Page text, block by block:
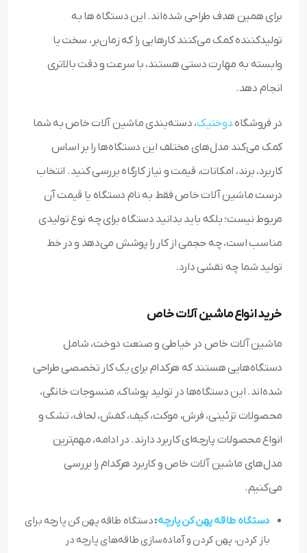
برای همین هدف طراحی شده‌اند. این دستگاه‌ ها به
تولیدکننده کمک می‌کنند کارهایی را که زمان‌بر، سخت یا
وابسته به مهارت دستی هستند، با سرعت و دقت بالاتری
انجام دهد.
در فروشگاهدوختیک، دسته‌بندی ماشین آلات خاص به شما
کمک می‌کند مدل‌های مختلف این دستگاه‌ها را بر اساس
کاربرد، برند، امکانات، قیمت و نیاز کارگاه بررسی کنید. انتخاب
درست ماشین آلات خاص فقط به نام دستگاه یا قیمت آن
مربوط نیست؛ بلکه باید بدانید دستگاه برای چه نوع تولیدی
مناسب است، چه حجمی از کار را پوشش می‌دهد و در خط
تولید شما چه نقشی دارد.
خرید انواع ماشین آلات خاص
ماشین آلات خاص در خیاطی و صنعت دوخت، شامل
دستگاه‌هایی هستند که هرکدام برای یک کار تخصصی طراحی
شده‌اند. این دستگاه‌ها در تولید پوشاک، منسوجات خانگی،
محصولات تزئینی، فرش، موکت، کیف، کفش، لحاف، تشک و
انواع محصولات پارچه‌ای کاربرد دارند. در ادامه، مهم‌ترین
مدل‌های ماشین آلات خاص و کاربرد هرکدام را بررسی
می‌کنیم.
دستگاه طاقه پهن کن پارچه:دستگاه طاقه پهن کن پارچه برای
باز کردن، پهن کردن و آماده‌سازی طاقه‌های پارچه در